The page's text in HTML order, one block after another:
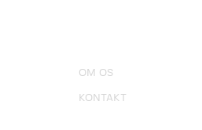
OM OS
KONTAKT